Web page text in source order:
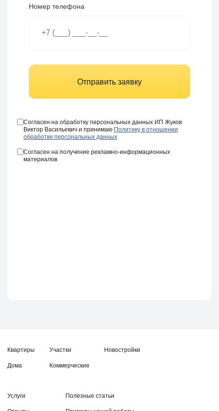
Номер телефона
Отправить заявку
Согласен на обработку персональных данных ИП Жуков
Виктор Васильевич и принимаю Политику в отношении
обработки персональных данных
Согласен на получение рекламно-информационных
материалов
Квартиры
Дома
Участки
Коммерческие
Новостройки
Услуги Полезные статьи